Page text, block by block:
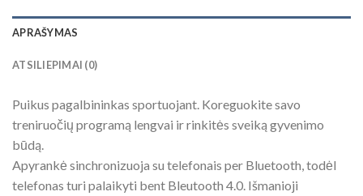
APRAŠYMAS
ATSILIEPIMAI (0)
Puikus pagalbininkas sportuojant. Koreguokite savo
treniruočių programą lengvai ir rinkitės sveiką gyvenimo
būdą.
Apyrankė sinchronizuoja su telefonais per Bluetooth, todėl
telefonas turi palaikyti bent Bleutooth 4.0. Išmanioji